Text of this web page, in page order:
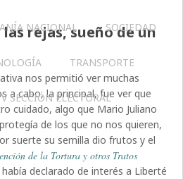
NACIONAL SOCIEDAD
TRANSPORTE
V SECCIÓN ELECTORAL
rejas, sueño de un
nos permitió ver muchas
a cabo, la principal, fue ver que
cuidado, algo que Mario Juliano
de los que no nos quieren,
suerte su semilla dio frutos y el
de la Tortura y otros Tratos
había declarado de interés a Liberté